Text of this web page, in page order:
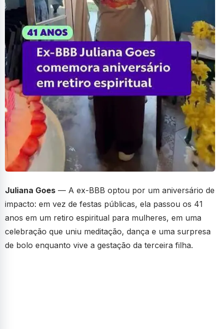
Juliana Goes — A ex-BBB optou por um aniversário de
impacto: em vez de festas públicas, ela passou os 41
anos em um retiro espiritual para mulheres, em uma
celebração que uniu meditação, dança e uma surpresa
de bolo enquanto vive a gestação da terceira filha.